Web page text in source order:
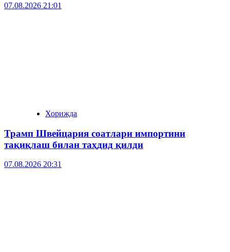
07.08.2026 21:01
Хорижда
Трамп Швейцария соатлари импортини
тақиқлаш билан таҳдид қилди
07.08.2026 20:31